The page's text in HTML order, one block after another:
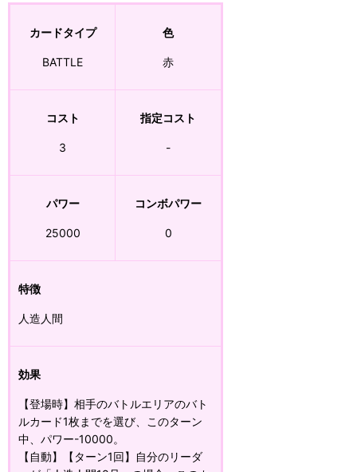
カードタイプ
BATTLE
色
赤
コスト
3
指定コスト
-
パワー
25000
コンボパワー
0
特徴
人造人間
効果
【登場時】相手のバトルエリアのバト
ルカード1枚までを選び、このターン
中、パワー-10000。
【自動】【ターン1回】自分のリーダ